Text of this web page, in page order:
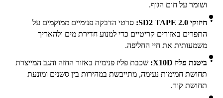
ושומר על חום הגוף.
חיזוקי SD2 TAPE 2.0
: סרטי הדבקה פנימיים ממוקמים על
התפרים באזורים קריטיים כדי למנוע חדירת מים ולהאריך
משמעותית את חיי החליפה.
ביטנת פליז X10D
: שכבת פליז פנימית באזור החזה והגב המייצרת
תחושת חמימות נעימה, מתייבשת במהירות בין סשנים ומונעת
תחושת קור.